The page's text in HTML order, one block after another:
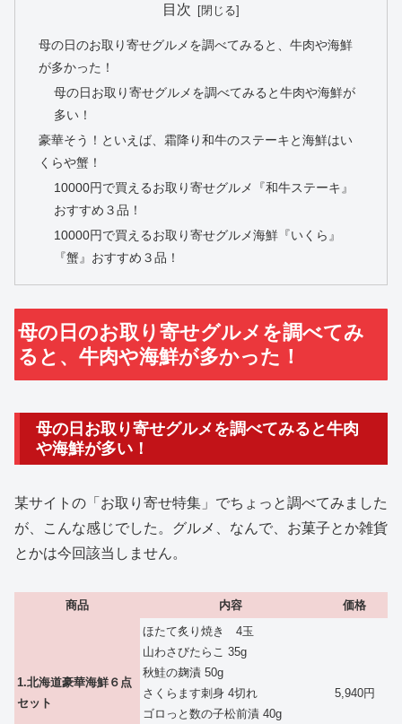
目次
母の日のお取り寄せグルメを調べてみると、牛肉や海鮮
が多かった！
母の日お取り寄せグルメを調べてみると牛肉や海鮮が
多い！
豪華そう！といえば、霜降り和牛のステーキと海鮮はい
くらや蟹！
10000円で買えるお取り寄せグルメ『和牛ステーキ』
おすすめ３品！
10000円で買えるお取り寄せグルメ海鮮『いくら』
『蟹』おすすめ３品！
母の日のお取り寄せグルメを調べてみ
ると、牛肉や海鮮が多かった！
母の日お取り寄せグルメを調べてみると牛肉
や海鮮が多い！
某サイトの「お取り寄せ特集」でちょっと調べてみました
が、こんな感じでした。グルメ、なんで、お菓子とか雑貨
とかは今回該当しません。
商品 内容 価格
1.北海道豪華海鮮６点
セット
ほたて炙り焼き 4玉
山わさびたらこ 35g
秋鮭の麹漬 50g
さくらます刺身 4切れ
ゴロっと数の子松前漬 40g
5,940円